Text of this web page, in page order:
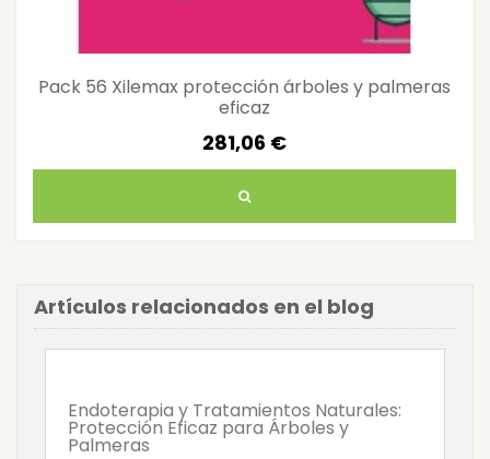
Pack 56 Xilemax protección árboles y palmeras
eficaz
281,06 €
Artículos relacionados en el blog
Endoterapia y Tratamientos Naturales:
Protección Eficaz para Árboles y
Palmeras